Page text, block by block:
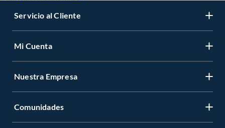
Servicio al Cliente
Mi Cuenta
Nuestra Empresa
Comunidades